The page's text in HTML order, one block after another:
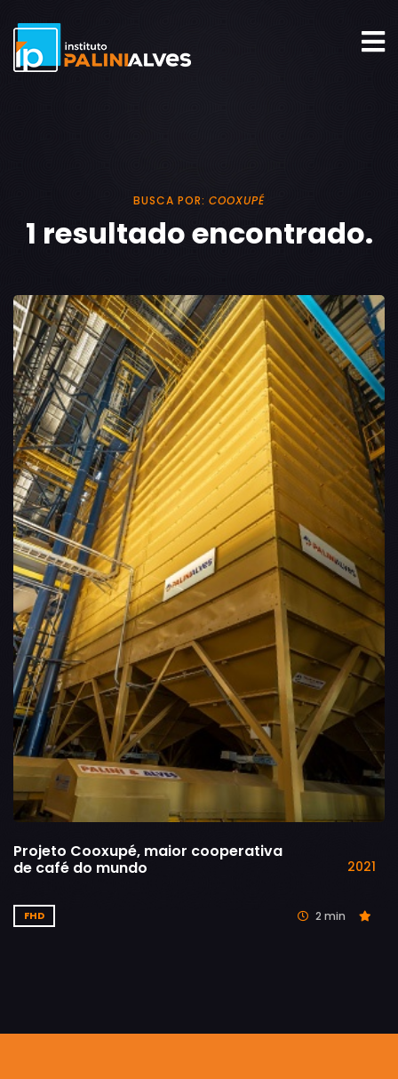
BUSCA POR: COOXUPÉ
1 resultado encontrado.
Projeto Cooxupé, maior cooperativa
de café do mundo
2021
FHD 2 min